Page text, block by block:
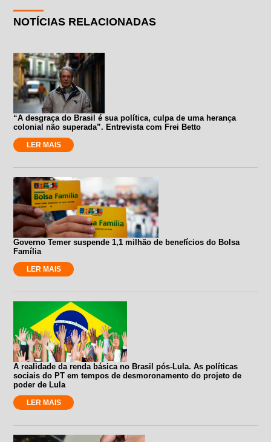
NOTÍCIAS RELACIONADAS
“A desgraça do Brasil é sua política, culpa de uma herança
colonial não superada”. Entrevista com Frei Betto
LER MAIS
Governo Temer suspende 1,1 milhão de benefícios do Bolsa
Família
LER MAIS
A realidade da renda básica no Brasil pós-Lula. As políticas
sociais do PT em tempos de desmoronamento do projeto de
poder de Lula
LER MAIS